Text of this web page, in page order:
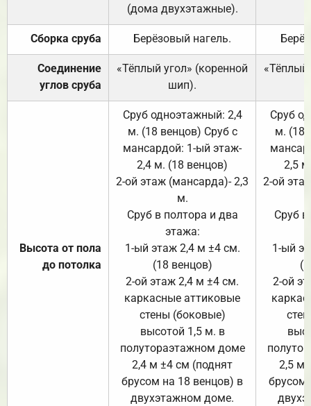
(дома двухэтажные).
Сборка сруба Берёзовый нагель.
Соединение
углов сруба
«Тёплый угол» (коренной
шип).
«Тёплый
Высота от пола
до потолка
Сруб одноэтажный: 2,4
м. (18 венцов) Сруб с
мансардой: 1-ый этаж-
2,4 м. (18 венцов)
2-ой этаж (мансарда)- 2,3
м.
Сруб в полтора и два
этажа:
1-ый этаж 2,4 м ±4 см.
(18 венцов)
2-ой этаж 2,4 м ±4 см.
каркасные аттиковые
стены (боковые)
высотой 1,5 м. в
полутораэтажном доме
2,4 м ±4 см (поднят
брусом на 18 венцов) в
двухэтажном доме.
Сруб
м. (18
2,5
2-ой
Сруб
1-ый
2-ой
2,5 м
брусом